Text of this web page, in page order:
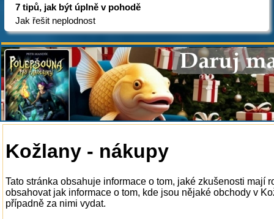
7 tipů, jak být úplně v pohodě
Jak řešit neplodnost
Kožlany - nákupy
Tato stránka obsahuje informace o tom, jaké zkušenosti mají
obsahovat jak informace o tom, kde jsou nějaké obchody v
případně za nimi vydat.